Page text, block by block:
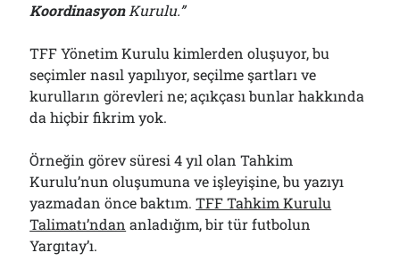
KoordinasyonKurulu.”
TFF Yönetim Kurulu kimlerden oluşuyor, bu
seçimler nasıl yapılıyor, seçilme şartları ve
kurulların görevleri ne; açıkçası bunlar hakkında
da hiçbir fikrim yok.
Örneğin görev süresi 4 yıl olan Tahkim
Kurulu’nun oluşumuna ve işleyişine, bu yazıyı
yazmadan önce baktım.TFF Tahkim Kurulu
Talimatı’ndan anladığım, bir tür futbolun
Yargıtay’ı.